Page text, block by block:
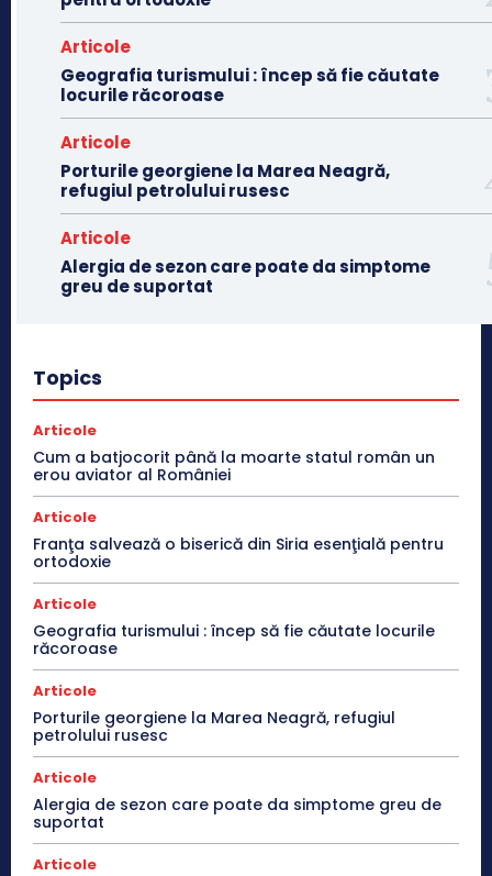
Articole
Geografia turismului : încep să fie căutate
locurile răcoroase
Articole
Porturile georgiene la Marea Neagră,
refugiul petrolului rusesc
Articole
Alergia de sezon care poate da simptome
greu de suportat
Topics
Articole
Cum a batjocorit până la moarte statul român un
erou aviator al României
Articole
Franţa salvează o biserică din Siria esenţială pentru
ortodoxie
Articole
Geografia turismului : încep să fie căutate locurile
răcoroase
Articole
Porturile georgiene la Marea Neagră, refugiul
petrolului rusesc
Articole
Alergia de sezon care poate da simptome greu de
suportat
Articole